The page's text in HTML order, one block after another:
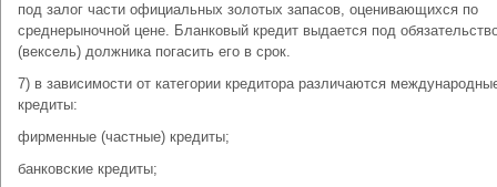
под залог части официальных золотых запасов, оценивающихся по
среднерыночной цене. Бланковый кредит выдается под
(вексель) должника погасить его в срок.
7) в зависимости от категории кредитора различаются
кредиты:
фирменные (частные) кредиты;
банковские кредиты;